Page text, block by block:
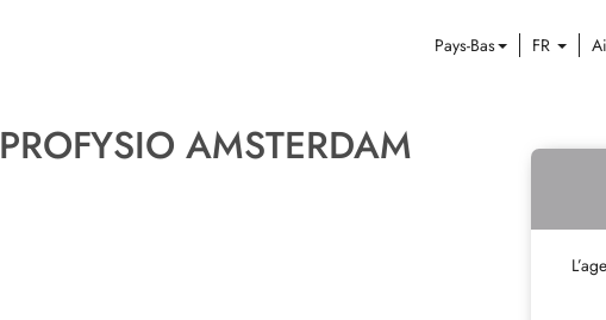
Pays-Bas FR
PROFYSIO AMSTERDAM